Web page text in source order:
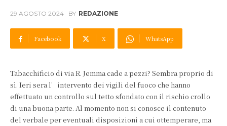
29 AGOSTO 2024 BY REDAZIONE
Facebook X WhatsApp
Tabacchificio di via R. Jemma cade a pezzi? Sembra proprio di
sì. Ieri sera l’intervento dei vigili del fuoco che hanno
effettuato un controllo sul tetto sfondato con il rischio crollo
di una buona parte. Al momento non si conosce il contenuto
del verbale per eventuali disposizioni a cui ottemperare, ma